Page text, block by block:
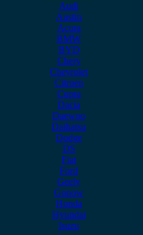
Audi
Austin
Acura
BMW
BYD
Chery
Chevrolet
Citroen
Cupra
Dacia
Daewoo
Daihatsu
Dodge
DS
Fiat
Ford
Geely
Gonow
Honda
Hyundai
Isuzu